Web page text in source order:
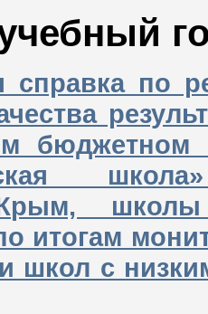
справка по
бюджетном
итогам
школ с